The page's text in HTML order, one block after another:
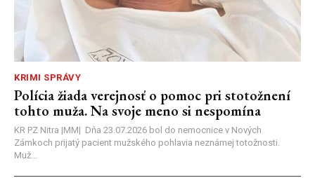
KRIMI SPRÁVY
Polícia žiada verejnosť o pomoc pri stotožnení
tohto muža. Na svoje meno si nespomína
KR PZ Nitra |MM| Dňa 23.07.2026 bol do nemocnice v Nových
Zámkoch prijatý pacient mužského pohlavia neznámej totožnosti.
Muž...